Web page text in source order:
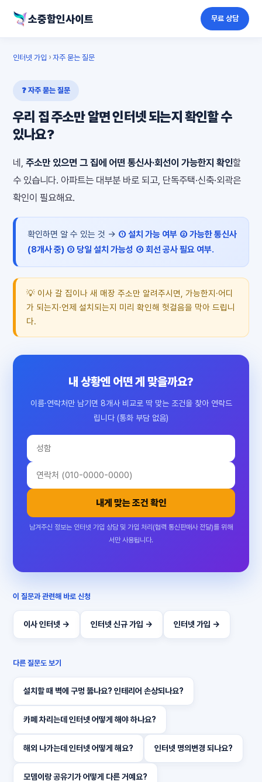
소중함인사이트 무료 상담
인터넷 가입 › 자주 묻는 질문
❓ 자주 묻는 질문
우리 집 주소만 알면 인터넷 되는지 확인할 수
있나요?
네, 주소만 있으면 그 집에 어떤 통신사·회선이 가능한지 확인할
수 있습니다. 아파트는 대부분 바로 되고, 단독주택·신축·외곽은
확인이 필요해요.
확인하면 알 수 있는 것 → ① 설치 가능 여부 ② 가능한 통신사
(8개사 중) ③ 당일 설치 가능성 ④ 회선 공사 필요 여부.
💡 이사 갈 집이나 새 매장 주소만 알려주시면, 가능한지·어디
가 되는지·언제 설치되는지 미리 확인해 헛걸음을 막아 드립니
다.
내 상황엔 어떤 게 맞을까요?
이름·연락처만 남기면 8개사 비교로 딱 맞는 조건을 찾아 연락드
립니다 (통화 부담 없음)
내게 맞는 조건 확인
남겨주신 정보는 인터넷 가입 상담 및 가입 처리(협력 통신판매사 전달)를 위해
서만 사용됩니다.
이 질문과 관련해 바로 신청
이사 인터넷 → 인터넷 신규 가입 → 인터넷 가입 →
다른 질문도 보기
설치할 때 벽에 구멍 뚫나요? 인테리어 손상되나요?
카페 차리는데 인터넷 어떻게 해야 하나요?
해외 나가는데 인터넷 어떻게 해요? 인터넷 명의변경 되나요?
모뎀이랑 공유기가 어떻게 다른 거예요?